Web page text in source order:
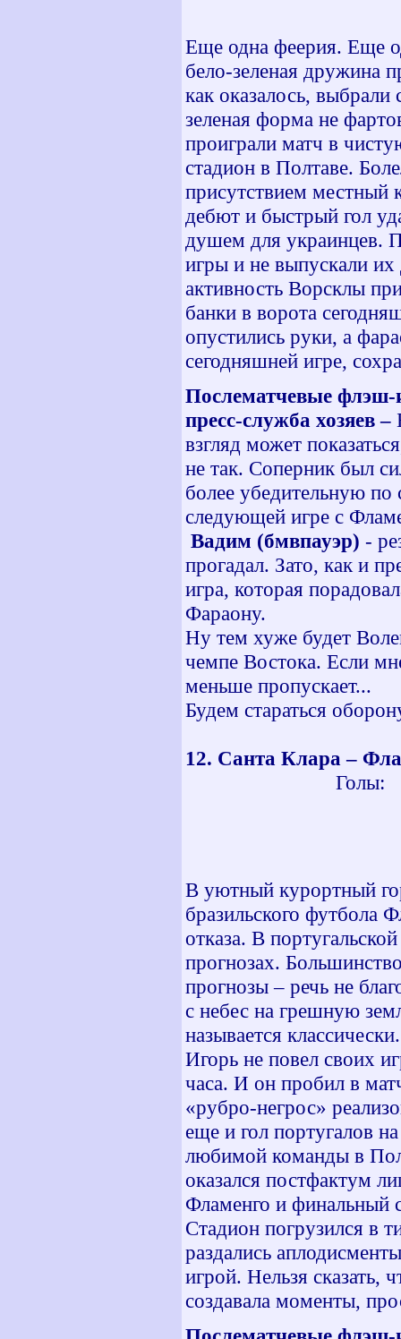
Еще одна феерия. Еще
бело-зеленая дружина
как оказалось,
зеленая форма не
проиграли матч в
стадион в Полтаве.
присутствием местный
дебют и быстрый гол
душем для украинцев.
игры и не выпускали
активность Ворсклы
банки в ворота
опустились руки, а
сегодняшней игре,
Послематчевые
пресс-служба хозяев–
взгляд может
не так. Соперник был
более убедительную по
следующей игре с
Вадим (бмвпауэр) -
прогадал. Зато, как и
игра, которая
Фараону.
Ну тем хуже будет
чемпе Востока. Если
меньше пропускает...
Будем стараться
12. Санта Клара –
Голы: 21
В уютный курортный
бразильского футбола
отказа. В
прогнозах.
прогнозы – речь не
с небес на грешную
называется
Игорь не повел своих
часа. И он пробил в
«рубро-негрос»
еще и гол португалов
любимой команды в
оказался постфактум
Фламенго и финальный
Стадион погрузился в
раздались
игрой. Нельзя сказать,
создавала моменты,